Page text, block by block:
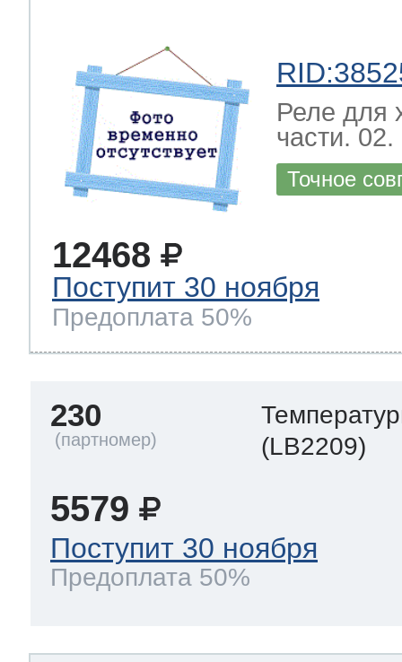
Реле для
части. 02.
Точное
12468
Поступит 30 ноября
Предоплата 50%
230
(LB2209)
5579
Поступит 30 ноября
Предоплата 50%